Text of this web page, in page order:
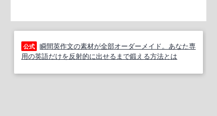
公式 瞬間英作文の素材が全部オーダーメイド。あなた専
用の英語だけを反射的に出せるまで鍛える方法とは